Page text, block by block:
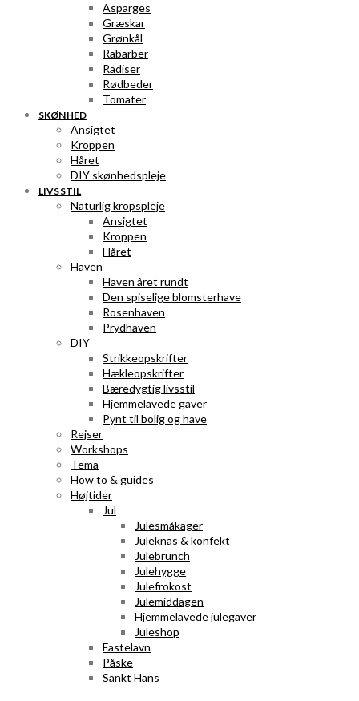
Asparges
Græskar
Grønkål
Rabarber
Radiser
Rødbeder
Tomater
SKØNHED
Ansigtet
Kroppen
Håret
DIY skønhedspleje
LIVSSTIL
Naturlig kropspleje
Ansigtet
Kroppen
Håret
Haven
Haven året rundt
Den spiselige blomsterhave
Rosenhaven
Prydhaven
DIY
Strikkeopskrifter
Hækleopskrifter
Bæredygtig livsstil
Hjemmelavede gaver
Pynt til bolig og have
Rejser
Workshops
Tema
How to & guides
Højtider
Jul
Julesmåkager
Juleknas & konfekt
Julebrunch
Julehygge
Julefrokost
Julemiddagen
Hjemmelavede julegaver
Juleshop
Fastelavn
Påske
Sankt Hans